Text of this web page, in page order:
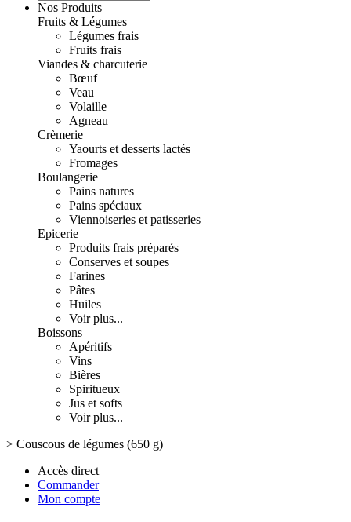
Nos Produits
Fruits & Légumes
Légumes frais
Fruits frais
Viandes & charcuterie
Bœuf
Veau
Volaille
Agneau
Crèmerie
Yaourts et desserts lactés
Fromages
Boulangerie
Pains natures
Pains spéciaux
Viennoiseries et patisseries
Epicerie
Produits frais préparés
Conserves et soupes
Farines
Pâtes
Huiles
Voir plus...
Boissons
Apéritifs
Vins
Bières
Spiritueux
Jus et softs
Voir plus...
> Couscous de légumes (650 g)
Accès direct
Commander
Mon compte